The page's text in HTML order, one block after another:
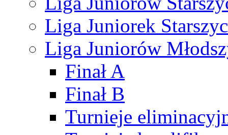
Liga Juniorek
Liga Juniorów
Finał A
Finał B
Turnieje